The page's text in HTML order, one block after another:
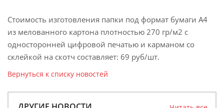
Стоимость изготовления папки под формат бумаги А4
из мелованного картона плотностью 270 гр/м2 с
односторонней цифровой печатью и карманом со
склейкой на скотч составляет: 69 руб/шт.
Вернуться к списку новостей